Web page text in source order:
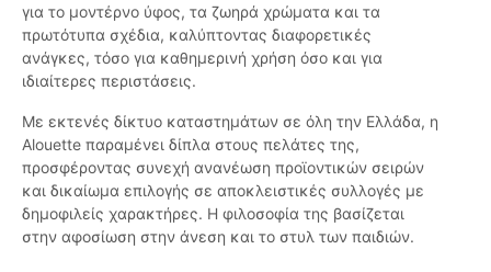
για το μοντέρνο ύφος, τα ζωηρά χρώματα και τα
πρωτότυπα σχέδια, καλύπτοντας διαφορετικές
ανάγκες, τόσο για καθημερινή χρήση όσο και για
ιδιαίτερες περιστάσεις.
Με εκτενές δίκτυο καταστημάτων σε όλη την Ελλάδα, η
Alouette παραμένει δίπλα στους πελάτες της,
προσφέροντας συνεχή ανανέωση προϊοντικών σειρών
και δικαίωμα επιλογής σε αποκλειστικές συλλογές με
δημοφιλείς χαρακτήρες. Η φιλοσοφία της βασίζεται
στην αφοσίωση στην άνεση και το στυλ των παιδιών.